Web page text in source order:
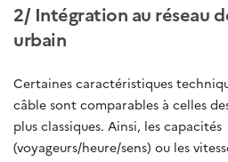
2/ Intégration au réseau
urbain
Certaines caractéristiques
câble sont comparables à celles
plus classiques. Ainsi, les capacités
(voyageurs/heure/sens) ou les